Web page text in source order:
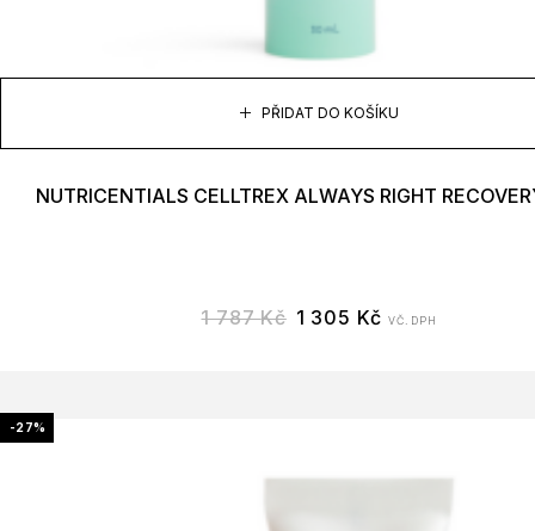
PŘIDAT DO KOŠÍKU
NUTRICENTIALS CELLTREX ALWAYS RIGHT
1 787Kč 1 305 Kč VČ. DPH
-27%